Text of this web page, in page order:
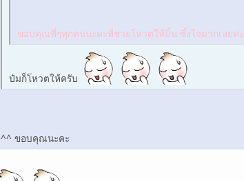
ขอบคุณพี่ๆทุกคนนะคะที่ช่วยโหวตให้มิ้น ซึ้งใจมากเลยค่ะ
ป๋มก็โหวตให้ครับ
^^ ขอบคุณนะคะ